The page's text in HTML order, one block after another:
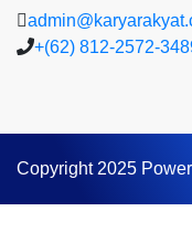
+(62) 812-2572-
Copyright 2025